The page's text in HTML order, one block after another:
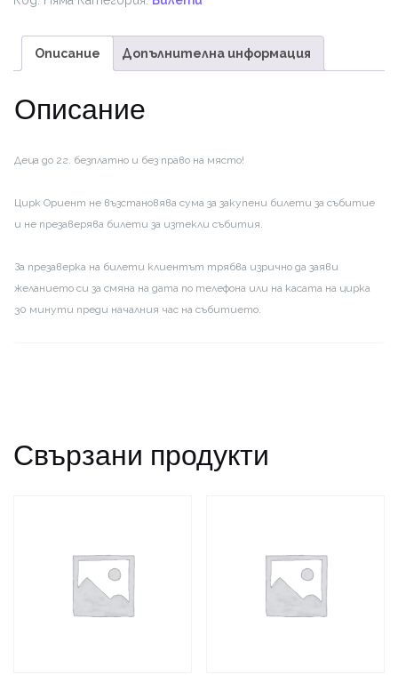
Описание Допълнителна информация
Описание
Деца до 2г. безплатно и без право на място!
Цирк Ориент не възстановява сума за закупени билети за събитие
и не презаверява билети за изтекли събития.
За презаверка на билети клиентът трябва изрично да заяви
желанието си за смяна на дата по телефона или на касата на цирка
30 минути преди началния час на събитието.
Свързани продукти